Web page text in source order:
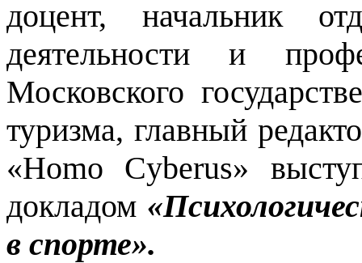
доцент, начальник
деятельности и
Московского
туризма, главный
«Homo Cyberus»
докладом
в спорте».